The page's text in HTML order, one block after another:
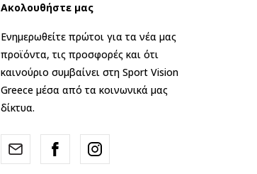
Ακολουθήστε μας
Ενημερωθείτε πρώτοι για τα νέα μας
προϊόντα, τις προσφορές και ότι
καινούριο συμβαίνει στη Sport Vision
Greece μέσα από τα κοινωνικά μας
δίκτυα.